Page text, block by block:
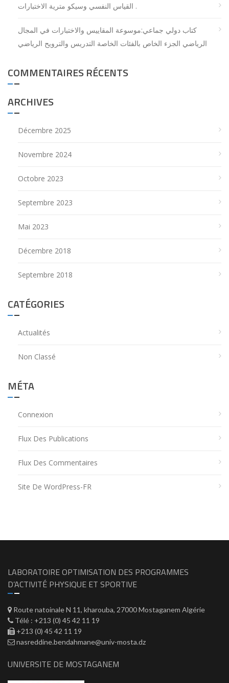
اﻟﻘﻴﺎس اﻟﻨﻔﺴﻲ وﺳﻴﻜﻮ ﻣﺘﺮﻳﺔ اﻻﺧﺘﺒﺎرات .
كتاب دولي جماعي:موسوعة المقاييس والاختبارات في المجال
الرياضي الجزء الخاص بالفئات الخاصة التدريس والترويح الرياضي
COMMENTAIRES RÉCENTS
ARCHIVES
Décembre 2025
Novembre 2024
Octobre 2023
Septembre 2023
Mai 2023
Décembre 2018
Septembre 2018
CATÉGORIES
Actualités
Non Classé
MÉTA
Connexion
Flux Des Publications
Flux Des Commentaires
Site De WordPress-FR
LABORATOIRE OPTIMISATION DES PROGRAMMES
D’ACTIVITÉ PHYSIQUE ET SPORTIVE
Route natoinale N 11, kharouba, 27000 Mostaganem Algérie
Télé : +213 (0) 45 42 11 19
+213 (0) 45 42 11 19
nasreddine.bendahmane@univ-mosta.dz
UNIVERSITE DE MOSTAGANEM